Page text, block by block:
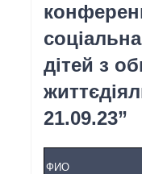
дітей з
21.09.23”